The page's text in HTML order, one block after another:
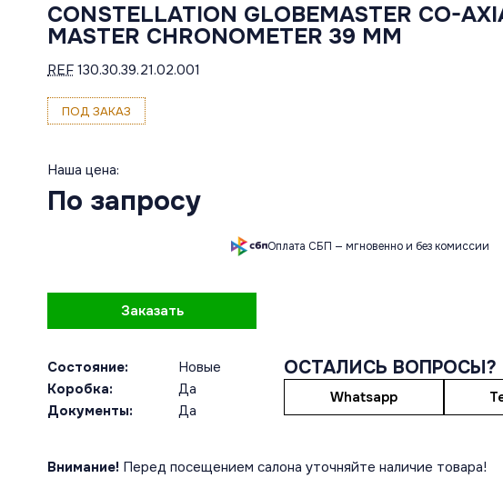
CONSTELLATION GLOBEMASTER CO-
MASTER CHRONOMETER 39 MM
REF 130.30.39.21.02.001
ПОД ЗАКАЗ
Наша цена:
По запросу
Оплата СБП — мгновенно и без комиссии
Заказать
Состояние:
Новые
Коробка:
Да
Документы:
Да
ОСТАЛИСЬ ВОПРОСЫ?
Whatsapp
Внимание! Перед посещением салона уточняйте наличие товара!